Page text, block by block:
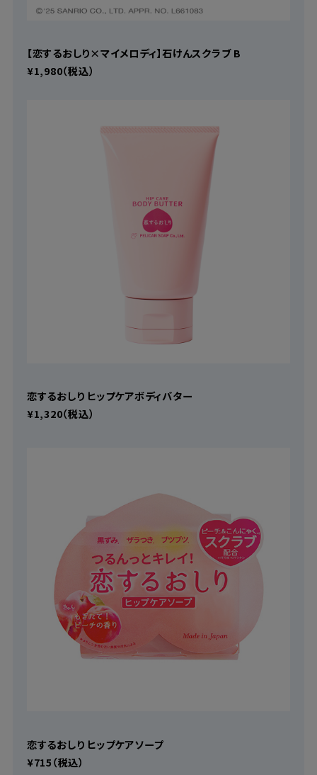
【恋するおしり×マイメロディ】石けんスクラブ B
¥1,980（税込）
恋するおしり ヒップケアボディバター
¥1,320（税込）
恋するおしり ヒップケアソープ
¥715（税込）